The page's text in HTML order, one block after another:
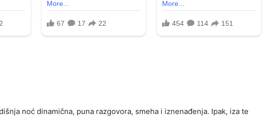
noć dinamična, puna razgovora, smeha i iznenađenja. Ipak, iza te